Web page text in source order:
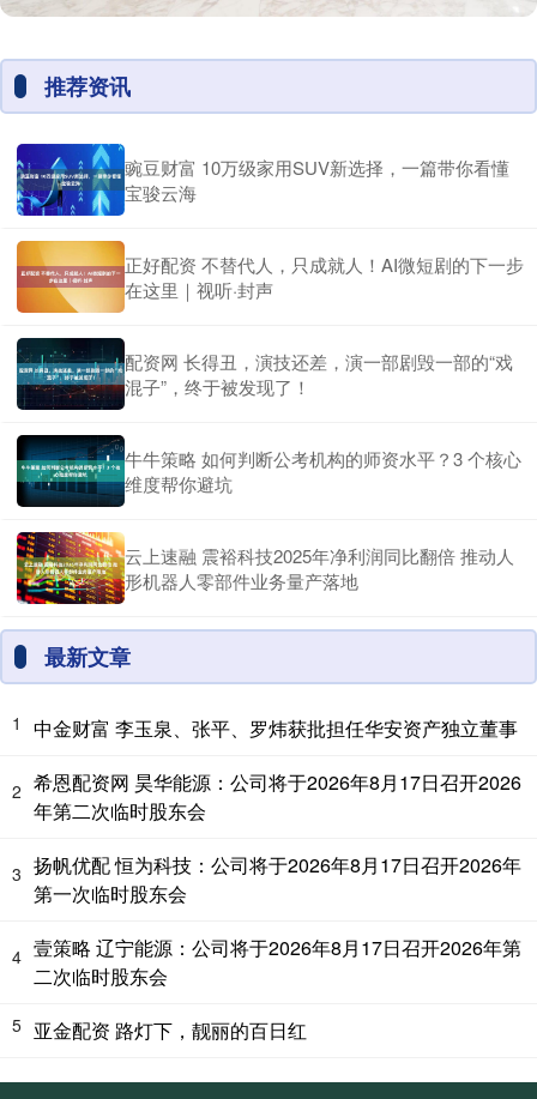
推荐资讯
豌豆财富 10万级家用SUV新选择，一篇带你看懂
宝骏云海
正好配资 不替代人，只成就人！AI微短剧的下一步
在这里｜视听·封声
配资网 长得丑，演技还差，演一部剧毁一部的“戏
混子”，终于被发现了！
牛牛策略 如何判断公考机构的师资水平？3 个核心
维度帮你避坑
云上速融 震裕科技2025年净利润同比翻倍 推动人
形机器人零部件业务量产落地
最新文章
1 中金财富 李玉泉、张平、罗炜获批担任华安资产独立董事
2 希恩配资网 昊华能源：公司将于2026年8月17日召开2026
年第二次临时股东会
3 扬帆优配 恒为科技：公司将于2026年8月17日召开2026年
第一次临时股东会
4 壹策略 辽宁能源：公司将于2026年8月17日召开2026年第
二次临时股东会
5 亚金配资 路灯下，靓丽的百日红